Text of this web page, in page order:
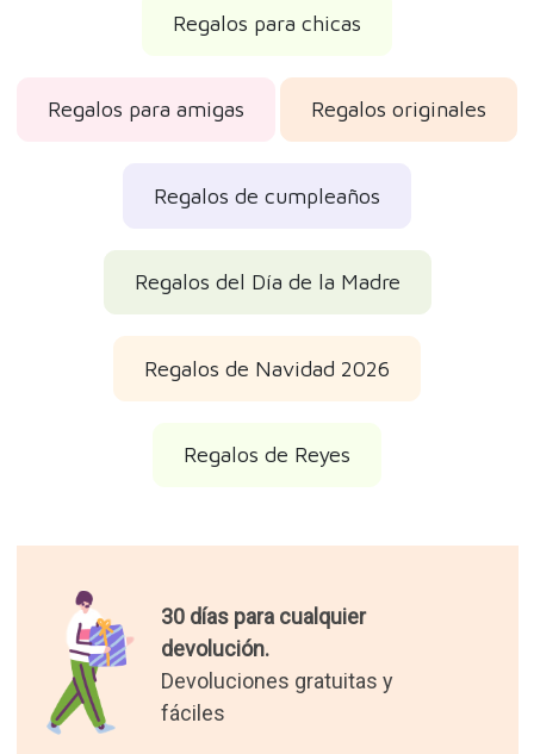
Regalos para chicas
Regalos para amigas Regalos originales
Regalos de cumpleaños
Regalos del Día de la Madre
Regalos de Navidad 2026
Regalos de Reyes
30 días para cualquier
devolución.
Devoluciones gratuitas y
fáciles